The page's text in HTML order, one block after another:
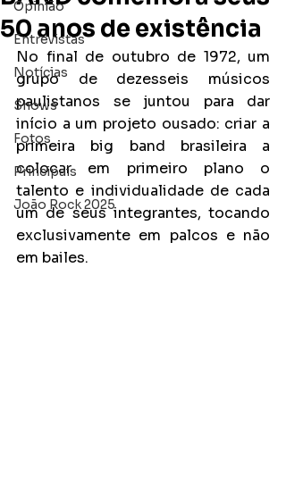
Opinião
Entrevistas
Notícias
Shows
Fotos
Principais
João Rock 2025
50 anos de existência
No final de outubro de 1972, um
grupo de dezesseis músicos
paulistanos se juntou para dar
início a um projeto ousado: criar a
primeira big band brasileira a
colocar em primeiro plano o
talento e individualidade de cada
um de seus integrantes, tocando
exclusivamente em palcos e não
em bailes.